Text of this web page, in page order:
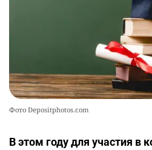
37
Фото Depositphotos.com
В этом году для участия в